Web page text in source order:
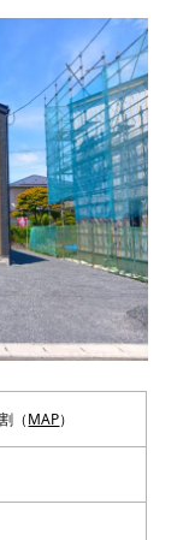
（MAP）